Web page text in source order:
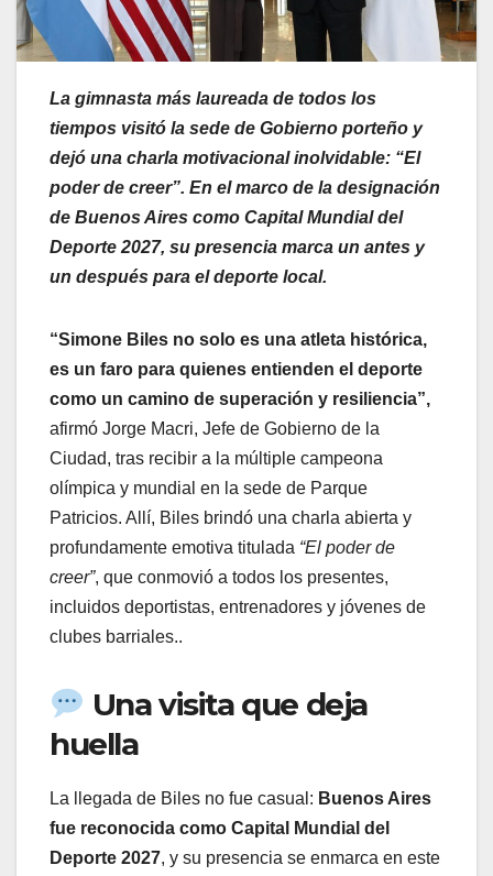
La gimnasta más laureada de todos los
tiempos visitó la sede de Gobierno porteño y
dejó una charla motivacional inolvidable: “El
poder de creer”. En el marco de la designación
de Buenos Aires como Capital Mundial del
Deporte 2027, su presencia marca un antes y
un después para el deporte local.
“Simone Biles no solo es una atleta histórica,
es un faro para quienes entienden el deporte
como un camino de superación y resiliencia”,
afirmó Jorge Macri, Jefe de Gobierno de la
Ciudad, tras recibir a la múltiple campeona
olímpica y mundial en la sede de Parque
Patricios. Allí, Biles brindó una charla abierta y
profundamente emotiva titulada “El poder de
creer”, que conmovió a todos los presentes,
incluidos deportistas, entrenadores y jóvenes de
clubes barriales..
Una visita que deja
huella
La llegada de Biles no fue casual: Buenos Aires
fue reconocida como Capital Mundial del
Deporte 2027, y su presencia se enmarca en este